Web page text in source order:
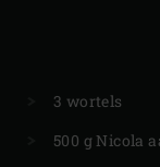
3 wortels
500 g Nicola